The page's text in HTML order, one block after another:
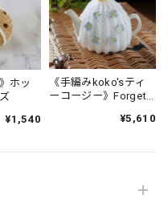
ホッ
¥1,540
《手編みkoko'sティ
ーコージー》Forget
¥5,610